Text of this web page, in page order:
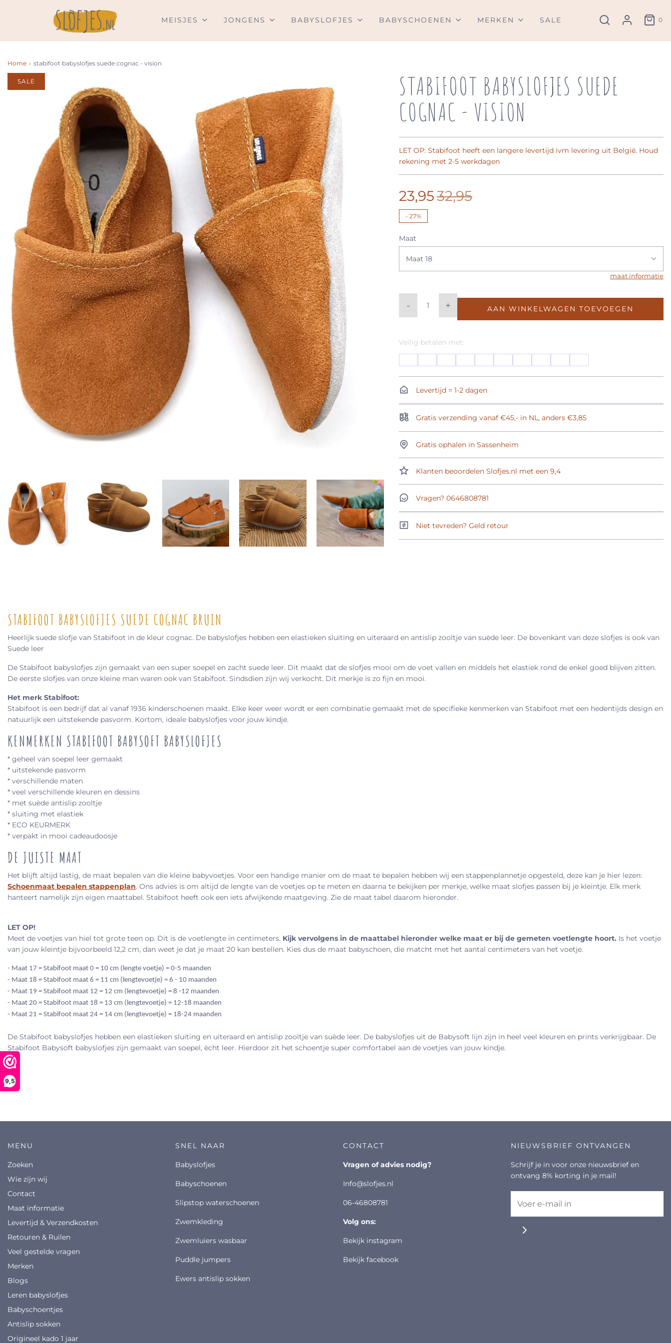
9,5
MEISJES JONGENS BABYSLOFJES BABYSCHOENEN MERKEN SALE 0
Home › stabifoot babyslofjes suede cognac - vision
SALE
STABIFOOT BABYSLOFJES SUEDE
COGNAC - VISION
LET OP: Stabifoot heeft een langere levertijd ivm levering uit België. Houd
rekening met 2-5 werkdagen
23,9532,95
- 27%
Maat
Maat 18
maat informatie
- + AAN WINKELWAGEN TOEVOEGEN
Veilig betalen met:
Levertijd = 1-2 dagen
Gratis verzending vanaf €45,- in NL, anders €3,85
Gratis ophalen in Sassenheim
Klanten beoordelen Slofjes.nl met een 9,4
Vragen? 0646808781
Niet tevreden? Geld retour
STABIFOOT BABYSLOFJES SUEDE COGNAC BRUIN
Heerlijk suede slofje van Stabifoot in de kleur cognac. De babyslofjes hebben een elastieken sluiting en uiteraard en antislip zooltje van suède leer. De bovenkant van deze slofjes is ook van
Suede leer
De Stabifoot babyslofjes zijn gemaakt van een super soepel en zacht suede leer. Dit maakt dat de slofjes mooi om de voet vallen en middels het elastiek rond de enkel goed blijven zitten.
De eerste slofjes van onze kleine man waren ook van Stabifoot. Sindsdien zijn wij verkocht. Dit merkje is zo fijn en mooi.
Het merk Stabifoot:
Stabifoot is een bedrijf dat al vanaf 1936 kinderschoenen maakt. Elke keer weer wordt er een combinatie gemaakt met de specifieke kenmerken van Stabifoot met een hedentijds design en
natuurlijk een uitstekende pasvorm. Kortom, ideale babyslofjes voor jouw kindje.
KENMERKEN STABIFOOT BABYSOFT BABYSLOFJES
* geheel van soepel leer gemaakt
* uitstekende pasvorm
* verschillende maten
* veel verschillende kleuren en dessins
* met suède antislip zooltje
* sluiting met elastiek
* ECO KEURMERK
* verpakt in mooi cadeaudoosje
DE JUISTE MAAT
Het blijft altijd lastig, de maat bepalen van die kleine babyvoetjes. Voor een handige manier om de maat te bepalen hebben wij een stappenplannetje opgesteld, deze kan je hier lezen:
Schoenmaat bepalen stappenplan. Ons advies is om altijd de lengte van de voetjes op te meten en daarna te bekijken per merkje, welke maat slofjes passen bij je kleintje. Elk merk
hanteert namelijk zijn eigen maattabel. Stabifoot heeft ook een iets afwijkende maatgeving. Zie de maat tabel daarom hieronder.
LET OP!
Meet de voetjes van hiel tot grote teen op. Dit is de voetlengte in centimeters. Kijk vervolgens in de maattabel hieronder welke maat er bij de gemeten voetlengte hoort. Is het voetje
van jouw kleintje bijvoorbeeld 12,2 cm, dan weet je dat je maat 20 kan bestellen. Kies dus de maat babyschoen, die matcht met het aantal centimeters van het voetje.
- Maat 17 = Stabifoot maat 0 = 10 cm (lengte voetje) = 0-5 maanden
- Maat 18 = Stabifoot maat 6 = 11 cm (lengtevoetje) = 6 - 10 maanden
- Maat 19 = Stabifoot maat 12 = 12 cm (lengtevoetje) = 8 -12 maanden
- Maat 20 = Stabifoot maat 18 = 13 cm (lengtevoetje) = 12-18 maanden
- Maat 21 = Stabifoot maat 24 = 14 cm (lengtevoetje) = 18-24 maanden
De Stabifoot babyslofjes hebben een elastieken sluiting en uiteraard en antislip zooltje van suède leer. De babyslofjes uit de Babysoft lijn zijn in heel veel kleuren en prints verkrijgbaar. De
Stabifoot Babysoft babyslofjes zijn gemaakt van soepel, ècht leer. Hierdoor zit het schoentje super comfortabel aan de voetjes van jouw kindje.
MENU
Zoeken
Wie zijn wij
Contact
Maat informatie
Levertijd & Verzendkosten
Retouren & Ruilen
Veel gestelde vragen
Merken
Blogs
Leren babyslofjes
Babyschoentjes
Antislip sokken
Origineel kado 1 jaar
SNEL NAAR
babyslofjes
babyschoenen
slipstop waterschoenen
zwemkleding
zwemluiers wasbaar
puddle jumpers
ewers antislip sokken
CONTACT
vragen of advies nodig?
info@slofjes.nl
06-46808781
volg ons:
bekijk instagram
bekijk facebook
NIEUWSBRIEF ONTVANGEN
Schrijf je in voor onze nieuwsbrief en
ontvang 8% korting in je mail!